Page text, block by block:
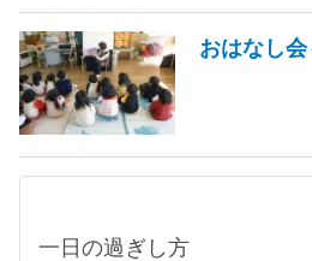
おはなし会
一日の過ぎし方